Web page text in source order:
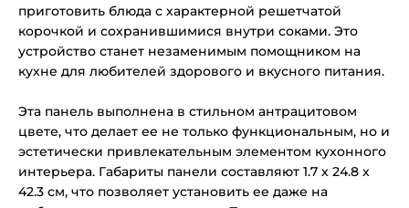
приготовить блюда с характерной решетчатой
корочкой и сохранившимися внутри соками. Это
устройство станет незаменимым помощником на
кухне для любителей здорового и вкусного питания.
Эта панель выполнена в стильном антрацитовом
цвете, что делает ее не только функциональным, но и
эстетически привлекательным элементом кухонного
интерьера. Габариты панели составляют 1.7 х 24.8 х
42.3 см, что позволяет установить ее даже на